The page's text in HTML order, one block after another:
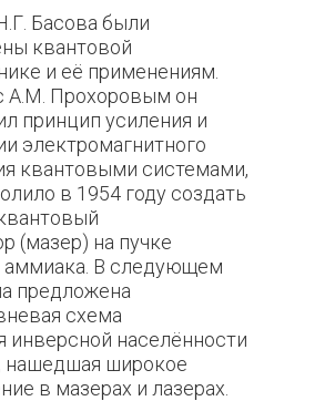
Басова были
квантовой
и её применениям.
А.М. Прохоровым он
принцип усиления и
электромагнитного
квантовыми системами,
в 1954 году создать
(мазер) на пучке
аммиака. В следующем
предложена
схема
инверсной населённости
нашедшая широкое
в мазерах и лазерах.